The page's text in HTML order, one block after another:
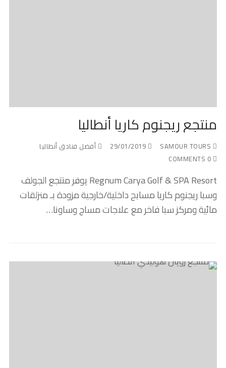
منتجع ريجنوم كاريا أنطاليا
29/01/2019
أفضل فنادق أنطاليا
Regnum Carya Golf & SPA Resort يوفر منتجع الجولف
وسبا ريجنوم كاريا مسابح داخلية/خارجية مزودة بـ منزلقات
مائية ومركز سبا فاخر مع علاجات مساج وساونا…